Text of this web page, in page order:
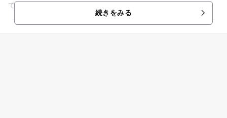
ているので車椅子やベビーカーでも楽しむことができ、1月か
続きをみる